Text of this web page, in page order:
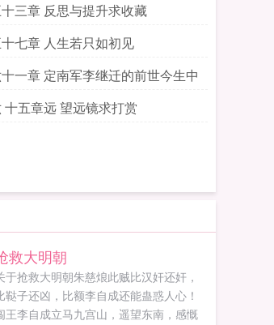
三章 反思与提升求收藏
七章 人生若只如初见
一章 定南军李继迁的前世今生中
十五章远 望远镜求打赏
救大明朝
于抢救大明朝朱慈烺此贼比汉奸还奸，
鞑子还凶，比额李自成还能蛊惑人心！
王李自成立马九宫山，遥望东南，感慨